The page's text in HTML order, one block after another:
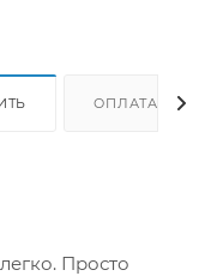
ОПЛАТА
Просто